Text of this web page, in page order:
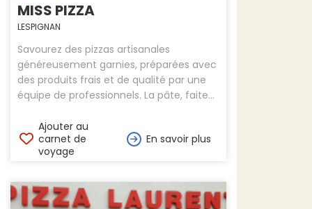
MISS PIZZA
LESPIGNAN
Savourez des pizzas artisanales
généreusement garnies, préparées avec
des produits frais et de qualité par une
équipe de professionnels. La pâte, faite...
Ajouter au
carnet de
voyage
En savoir plus